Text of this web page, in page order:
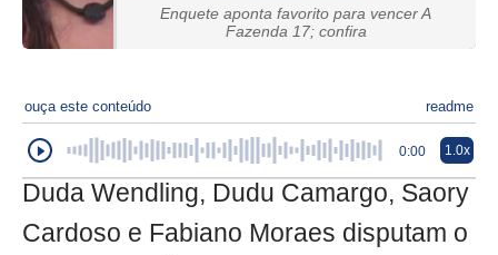
Enquete aponta favorito para vencer A
Fazenda 17; confira
ouça este conteúdo readme
0:00 1.0x
Duda Wendling, Dudu Camargo, Saory
Cardoso e Fabiano Moraes disputam o